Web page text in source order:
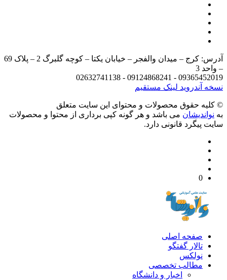
آدرس: کرج – میدان والفجر – خیابان یکتا – کوچه گلبرگ 2 – پلاک 69
3
09365452019 - 09124868241 -
آندرویدلینک مستقیم
حقوق محصولات و محتوای اين سایت متعلق
می باشد و هر گونه کپی برداری از محتوا و محصولات
پیگرد قانونی دارد.
صفحه اصلی
تالار گفتگو
نولکس
مطالب تخصصی
اخبار و دانشگاه